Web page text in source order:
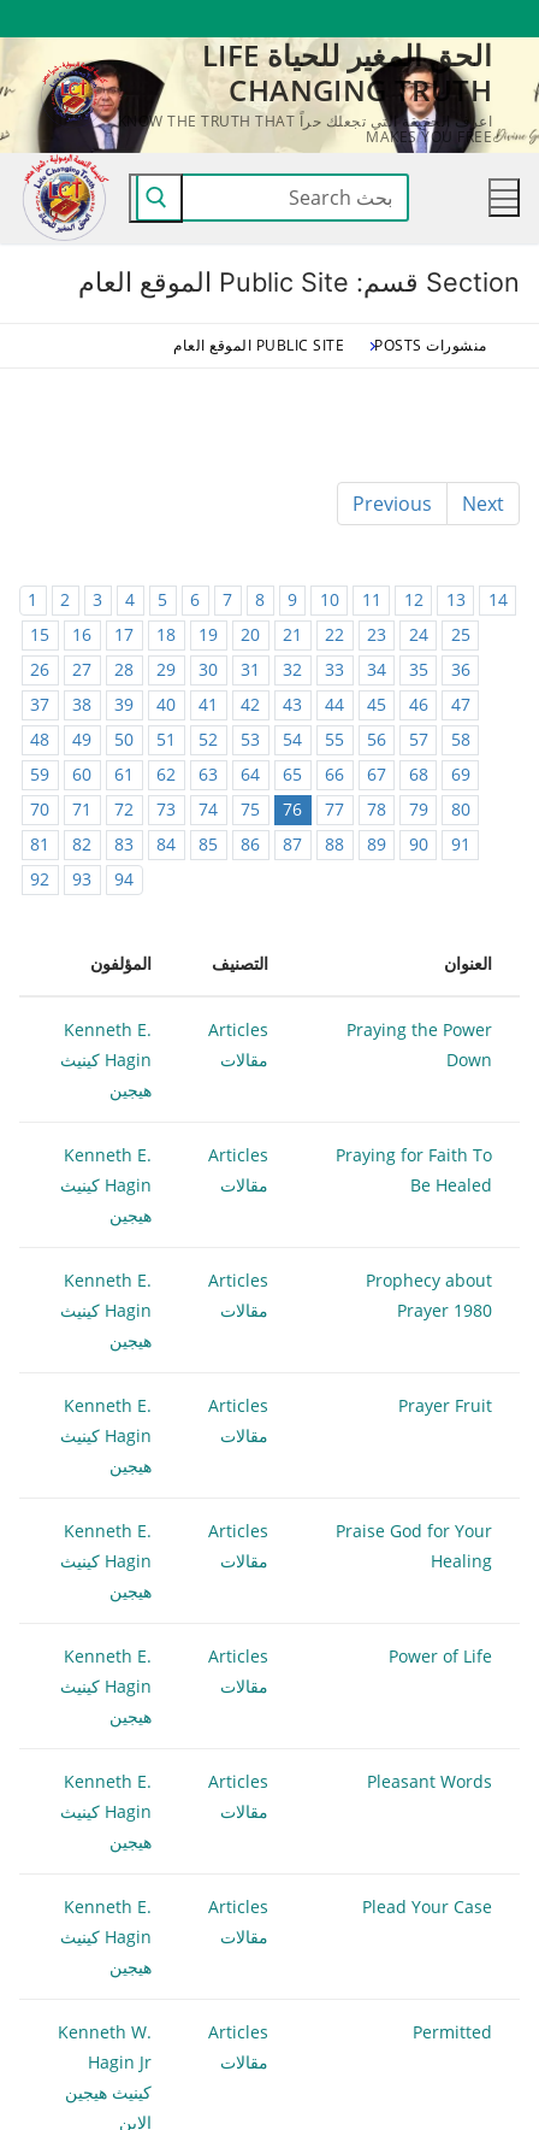
المحتوى
الحق المغير للحياة LIFE
CHANGING TRUTH
اعرف الحقيقة التي تجعلك حراً KNOW THE TRUTH THAT
MAKES YOU FREE
البحث
عن:
Section قسم: Public Site الموقع العام
منشورات POSTS PUBLIC SITE الموقع العام
Previous Next
1 2 3 4 5 6 7 8 9 10 11 12 13
14
15
16 17 18 19 20 21 22 23 24
25
26
27 28 29 30 31 32 33 34 35
36
37
38 39 40 41 42 43 44 45 46
47
48
49 50 51 52 53 54 55 56 57
58
59
60 61 62 63 64 65 66 67 68
69
70
71 72 73 74 75 76 77 78 79
80
81
82 83 84 85 86 87 88 89 90
91
92
93 94
العنوان التصنيف المؤلفون
Praying the Power
Down
Articles
مقالات
Kenneth E.
Hagin كينيث
هيجين
Praying for Faith To
Be Healed
Articles
مقالات
Kenneth E.
Hagin كينيث
هيجين
Prophecy about
Prayer 1980
Articles
مقالات
Kenneth E.
Hagin كينيث
هيجين
Prayer Fruit
Articles
مقالات
Kenneth E.
Hagin كينيث
هيجين
Praise God for Your
Healing
Articles
مقالات
Kenneth E.
Hagin كينيث
هيجين
Power of Life
Articles
مقالات
Kenneth E.
Hagin كينيث
هيجين
Pleasant Words
Articles
مقالات
Kenneth E.
Hagin كينيث
هيجين
Plead Your Case
Articles
مقالات
Kenneth E.
Hagin كينيث
هيجين
Permitted
Articles
مقالات
Kenneth W.
Hagin Jr
كينيث هيجين
الإبن